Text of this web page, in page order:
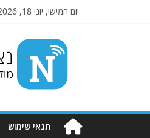
יום חמישי, יוני 18, 2026
מודיעין
מהמקורות
תנאי שימוש